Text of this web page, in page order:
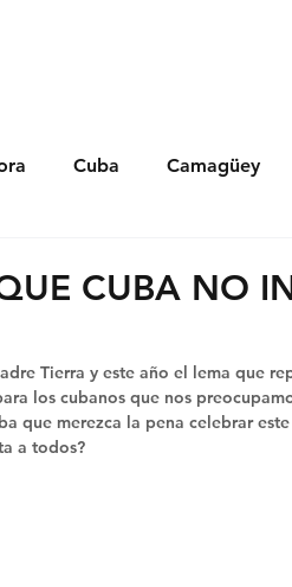
Cuba Camagüey
CUBA NO
Tierra y este año el lema que
los cubanos que nos
que merezca la pena celebrar
a todos?